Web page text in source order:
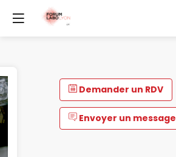
Demander un RDV
Envoyer un message